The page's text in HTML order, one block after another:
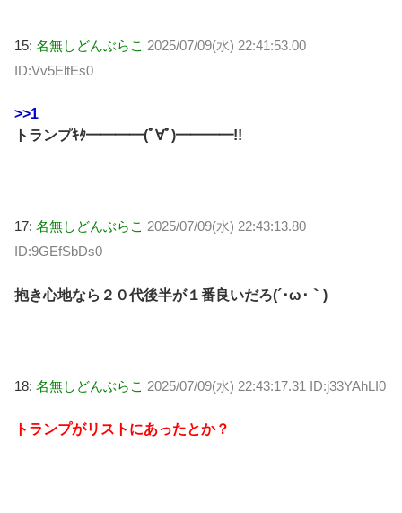
15: 名無しどんぶらこ 2025/07/09(水) 22:41:53.00
ID:Vv5EltEs0
>>1
トランプｷﾀ━━━━(ﾟ∀ﾟ)━━━━!!
17: 名無しどんぶらこ 2025/07/09(水) 22:43:13.80
ID:9GEfSbDs0
抱き心地なら２０代後半が１番良いだろ(´･ω･｀)
18: 名無しどんぶらこ 2025/07/09(水) 22:43:17.31 ID:j33YAhLI0
トランプがリストにあったとか？